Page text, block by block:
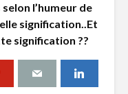
l’humeur de
signification..Et
signification ??